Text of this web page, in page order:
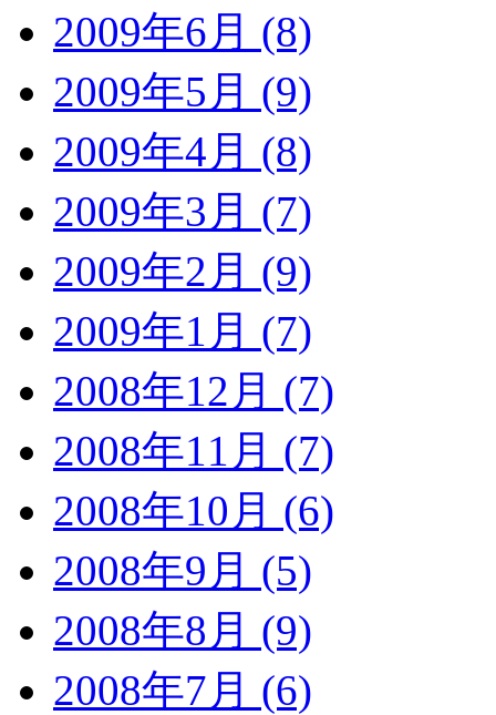
2009年6月 (8)
2009年5月 (9)
2009年4月 (8)
2009年3月 (7)
2009年2月 (9)
2009年1月 (7)
2008年12月 (7)
2008年11月 (7)
2008年10月 (6)
2008年9月 (5)
2008年8月 (9)
2008年7月 (6)